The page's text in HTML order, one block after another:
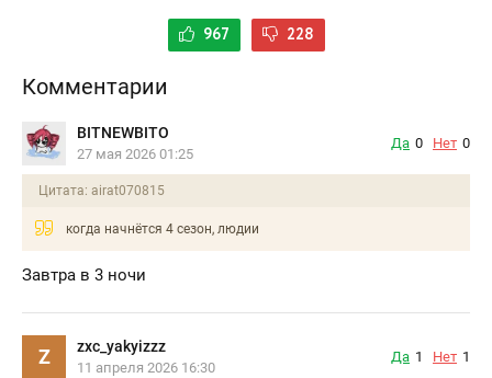
967 228
Комментарии
BITNEWBITO
27 мая 2026 01:25
Да 0 Нет 0
Цитата: airat070815
когда начнётся 4 сезон, людии
Завтра в 3 ночи
Z zxc_yakyizzz
11 апреля 2026 16:30
Да 1 Нет 1